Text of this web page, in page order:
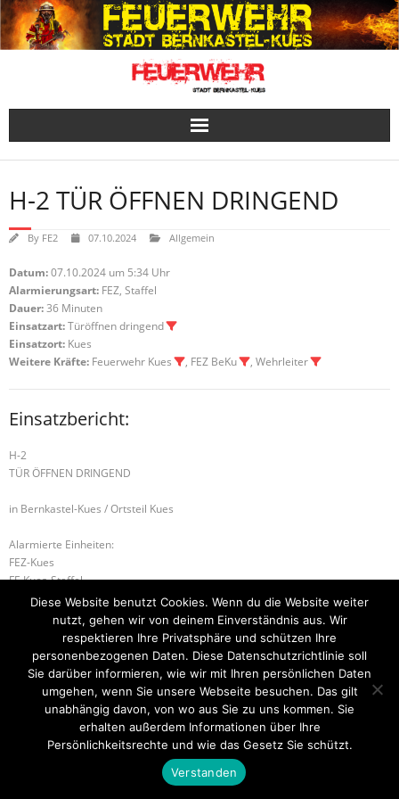
Skip
to
content
H-2 TÜR ÖFFNEN DRINGEND
By FE2 07.10.2024 Allgemein
Datum:07.10.2024 um 5:34 Uhr
Alarmierungsart: FEZ, Staffel
Dauer:36 Minuten
Einsatzart:Türöffnen dringend
Einsatzort: Kues
Weitere Kräfte: Feuerwehr Kues , FEZ BeKu , Wehrleiter
Einsatzbericht:
H-2
TÜR ÖFFNEN DRINGEND
in Bernkastel-Kues / Ortsteil Kues
Alarmierte Einheiten:
FEZ-Kues
FF-Kues-Staffel
BeKu WL
B-3 Gebäudebrand B-2 BRANDMELDEANLAGE
Startseite Einsätze Mitglied werden Über uns
Bilder
Kontakt
Theme byThink Up Themes Ltd. Powered byWordPress.
Diese Website benutzt Cookies. Wenn du die Website weiter
nutzt, gehen wir von deinem Einverständnis aus. Wir
respektieren Ihre Privatsphäre und schützen Ihre
personenbezogenen Daten. Diese Datenschutzrichtlinie soll
Sie darüber informieren, wie wir mit Ihren persönlichen Daten
umgehen, wenn Sie unsere Webseite besuchen. Das gilt
unabhängig davon, von wo aus Sie zu uns kommen. Sie
erhalten außerdem Informationen über Ihre
Persönlichkeitsrechte und wie das Gesetz Sie schützt.
Verstanden